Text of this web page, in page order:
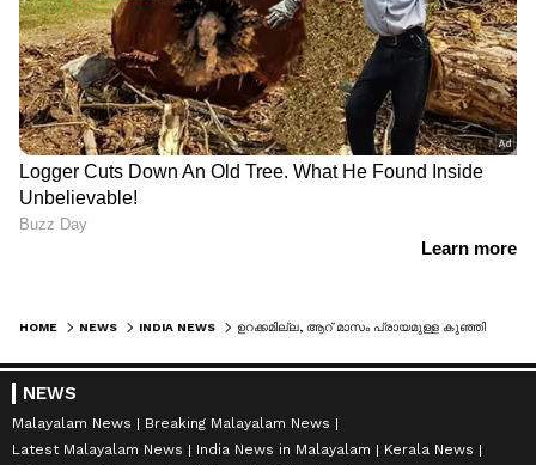
HOME NEWS INDIA NEWS
NEWS
Malayalam News
Breaking Malayalam News
Latest Malayalam News
India News in Malayalam
Kerala News